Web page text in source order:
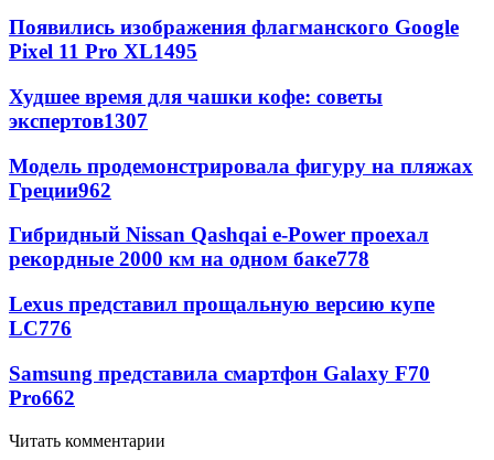
Появились изображения флагманского Google
Pixel 11 Pro XL1495
Худшее время для чашки кофе: советы
экспертов1307
Модель продемонстрировала фигуру на пляжах
Греции962
Гибридный Nissan Qashqai e-Power проехал
рекордные 2000 км на одном баке778
Lexus представил прощальную версию купе
LC776
Samsung представила смартфон Galaxy F70
Pro662
Читать комментарии